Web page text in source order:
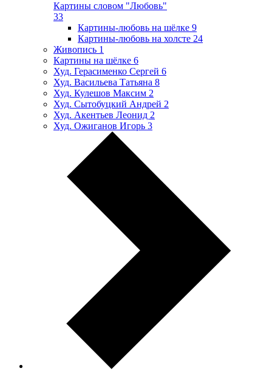
Картины словом "Любовь"
33
Картины-любовь на шёлке 9
Картины-любовь на холсте 24
Живопись 1
Картины на шёлке 6
Худ. Герасименко Сергей 6
Худ. Васильева Татьяна 8
Худ. Кулешов Максим 2
Худ. Сытобуцкий Андрей 2
Худ. Акентьев Леонид 2
Худ. Ожиганов Игорь 3